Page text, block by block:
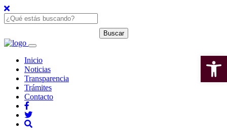
Inicio
Noticias
Transparencia
Trámites
Contacto